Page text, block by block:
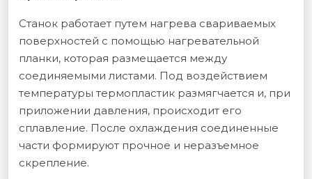
Станок работает путем нагрева свариваемых
поверхностей с помощью нагревательной
планки, которая размещается между
соединяемыми листами. Под воздействием
температуры термопластик размягчается и, при
приложении давления, происходит его
сплавление. После охлаждения соединенные
части формируют прочное и неразъемное
скрепление.